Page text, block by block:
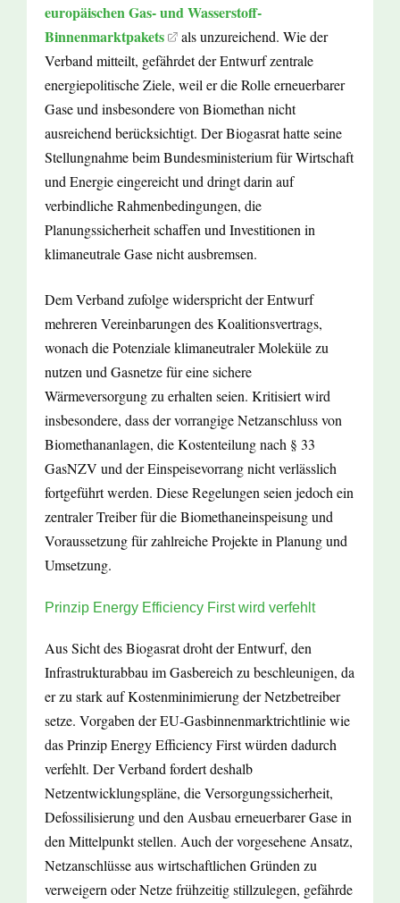
europäischen Gas- und Wasserstoff-
Binnenmarktpakets
als unzureichend. Wie der
Verband mitteilt, gefährdet der Entwurf zentrale
energiepolitische Ziele, weil er die Rolle erneuerbarer
Gase und insbesondere von Biomethan nicht
ausreichend berücksichtigt. Der Biogasrat hatte seine
Stellungnahme beim Bundesministerium für Wirtschaft
und Energie eingereicht und dringt darin auf
verbindliche Rahmenbedingungen, die
Planungssicherheit schaffen und Investitionen in
klimaneutrale Gase nicht ausbremsen.
Dem Verband zufolge widerspricht der Entwurf
mehreren Vereinbarungen des Koalitionsvertrags,
wonach die Potenziale klimaneutraler Moleküle zu
nutzen und Gasnetze für eine sichere
Wärmeversorgung zu erhalten seien. Kritisiert wird
insbesondere, dass der vorrangige Netzanschluss von
Biomethananlagen, die Kostenteilung nach § 33
GasNZV und der Einspeisevorrang nicht verlässlich
fortgeführt werden. Diese Regelungen seien jedoch ein
zentraler Treiber für die Biomethaneinspeisung und
Voraussetzung für zahlreiche Projekte in Planung und
Umsetzung.
Prinzip Energy Efficiency First wird verfehlt
Aus Sicht des Biogasrat droht der Entwurf, den
Infrastrukturabbau im Gasbereich zu beschleunigen, da
er zu stark auf Kostenminimierung der Netzbetreiber
setze. Vorgaben der EU-Gasbinnenmarktrichtlinie wie
das Prinzip Energy Efficiency First würden dadurch
verfehlt. Der Verband fordert deshalb
Netzentwicklungspläne, die Versorgungssicherheit,
Defossilisierung und den Ausbau erneuerbarer Gase in
den Mittelpunkt stellen. Auch der vorgesehene Ansatz,
Netzanschlüsse aus wirtschaftlichen Gründen zu
verweigern oder Netze frühzeitig stillzulegen, gefährde